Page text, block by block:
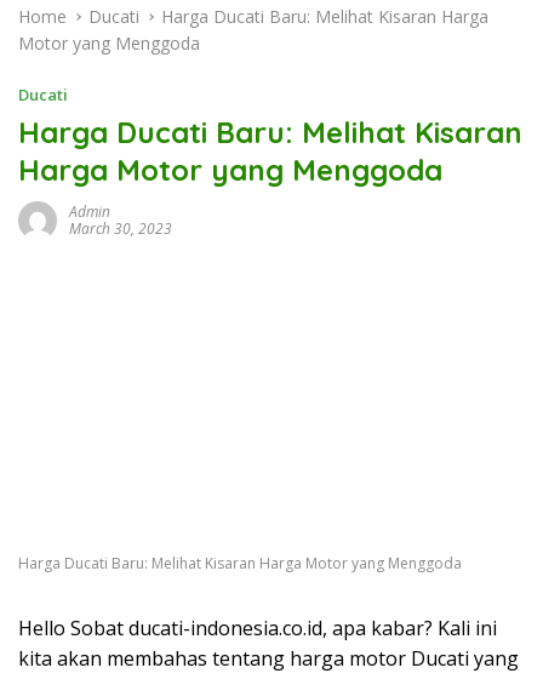
Home Ducati
Harga Ducati Baru: Melihat Kisaran Harga
Motor yang Menggoda
Ducati
Harga Ducati Baru: Melihat Kisaran
Harga Motor yang Menggoda
Admin
March 30, 2023
Harga Ducati Baru: Melihat Kisaran Harga Motor yang Menggoda
Hello Sobat ducati-indonesia.co.id, apa kabar? Kali ini
kita akan membahas tentang harga motor Ducati yang